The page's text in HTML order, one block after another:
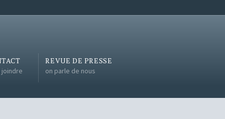
joindre
REVUE DE PRESSE
on parle de nous